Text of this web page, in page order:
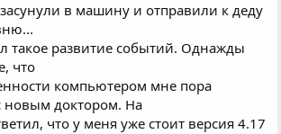
в машину и отправили к деду
такое развитие событий. Однажды
что
компьютером мне пора
новым доктором. Hа
что у меня уже стоит версия 4.17